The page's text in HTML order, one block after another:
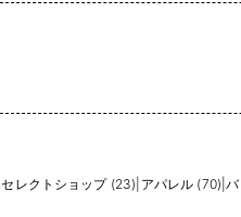
|セレクトショップ (23) アパレル (70) |